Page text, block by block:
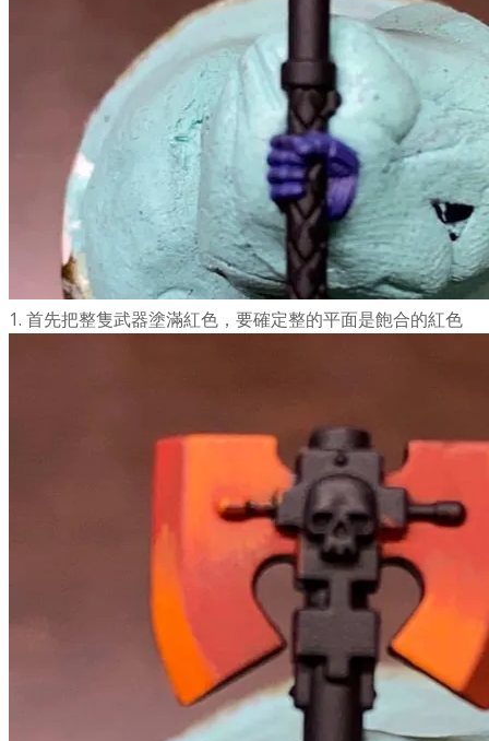
1. 首先把整隻武器塗滿紅色，要確定整的平面是飽合的紅色